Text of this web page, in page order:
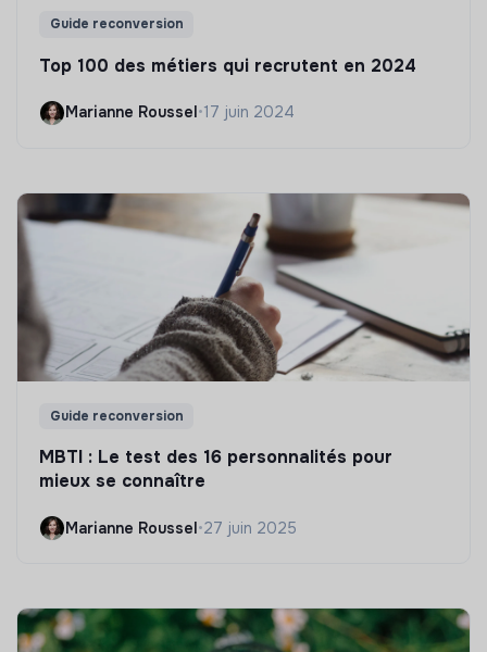
Guide reconversion
Top 100 des métiers qui recrutent en 2024
Marianne Roussel•17 juin 2024
Guide reconversion
MBTI : Le test des 16 personnalités pour
mieux se connaître
Marianne Roussel•27 juin 2025